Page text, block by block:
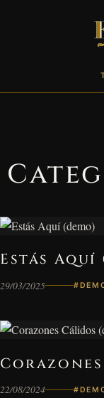
Estás Aquí
29/03/2025
22/08/2024